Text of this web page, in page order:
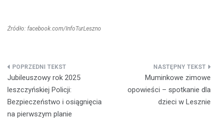
Źródło: facebook.com/InfoTurLeszno
Nawigacja
wpisu
Jubileuszowy rok 2025
leszczyńskiej Policji:
Bezpieczeństwo i osiągnięcia
na pierwszym planie
Muminkowe zimowe
opowieści – spotkanie dla
dzieci w Lesznie